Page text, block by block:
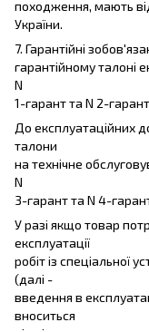
походження, мають
України.
7. Гарантійні
гарантійному талоні
N
1-гарант та N 2-
До експлуатаційних
талони
на технічне
N
3-гарант та N 4-
У разі якщо товар
експлуатації
робіт із спеціальної
(далі -
введення в
вноситься